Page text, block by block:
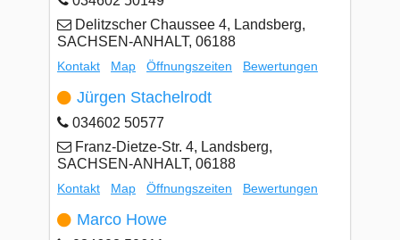
Delitzscher Chaussee 4, Landsberg,
SACHSEN-ANHALT, 06188
Kontakt Map Öffnungszeiten Bewertungen
Jürgen Stachelrodt
034602 50577
Franz-Dietze-Str. 4, Landsberg,
SACHSEN-ANHALT, 06188
Kontakt Map Öffnungszeiten Bewertungen
Marco Howe